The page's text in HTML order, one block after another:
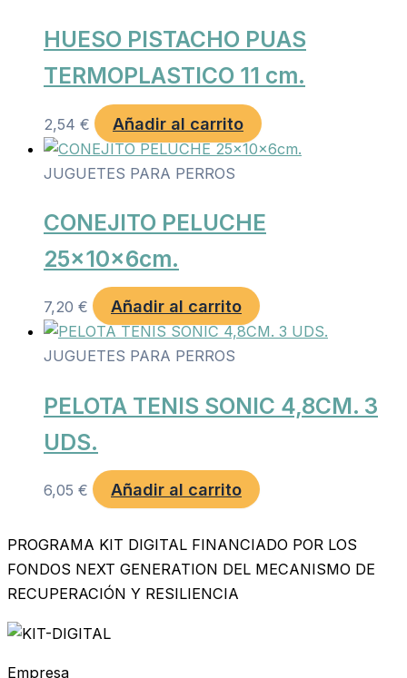
HUESO PISTACHO PUAS
TERMOPLASTICO 11 cm.
2,54 € Añadir al carrito
JUGUETES PARA PERROS
CONEJITO PELUCHE
25x10x6cm.
7,20 € Añadir al carrito
JUGUETES PARA PERROS
PELOTA TENIS SONIC 4,8CM. 3
UDS.
6,05 € Añadir al carrito
PROGRAMA KIT DIGITAL FINANCIADO POR LOS
FONDOS NEXT GENERATION DEL MECANISMO DE
RECUPERACIÓN Y RESILIENCIA
Empresa